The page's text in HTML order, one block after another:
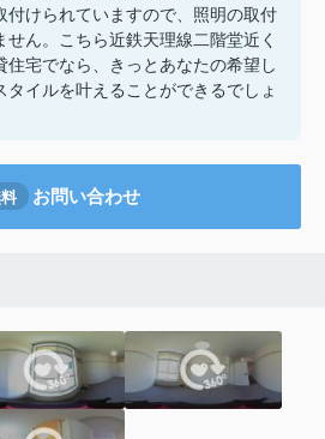
付けられていますので、照明の取付
せん。こちら近鉄天理線二階堂近く
住宅でなら、きっとあなたの希望し
タイルを叶えることができるでしょ
お問い合わせ